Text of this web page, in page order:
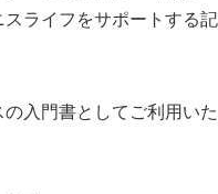
ライフをサポートする記
入門書としてご利用いた